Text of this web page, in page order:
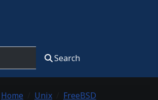
Search
Home Unix
FreeBSD